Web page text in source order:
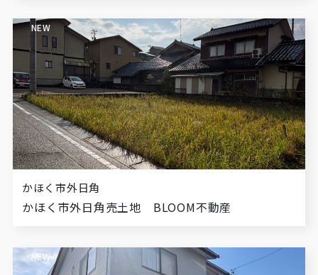
かほく市外日角
かほく市外日角売土地 BLOOM不動産
NEW
NEW